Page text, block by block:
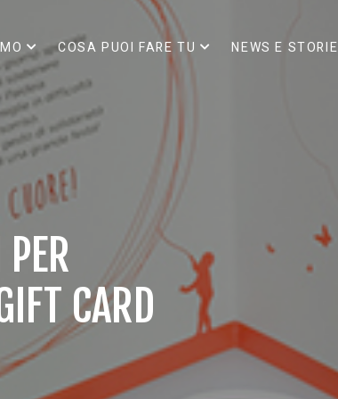
COSA PUOI FARE TU NEWS E STORIE
CARD